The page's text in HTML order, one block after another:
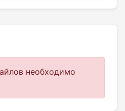
необходимо